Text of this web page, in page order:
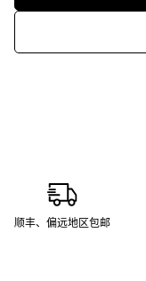
顺丰、偏远地区包邮